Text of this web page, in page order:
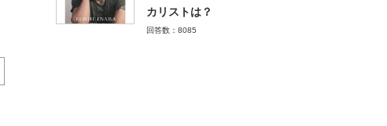
カリストは？
回答数：8085